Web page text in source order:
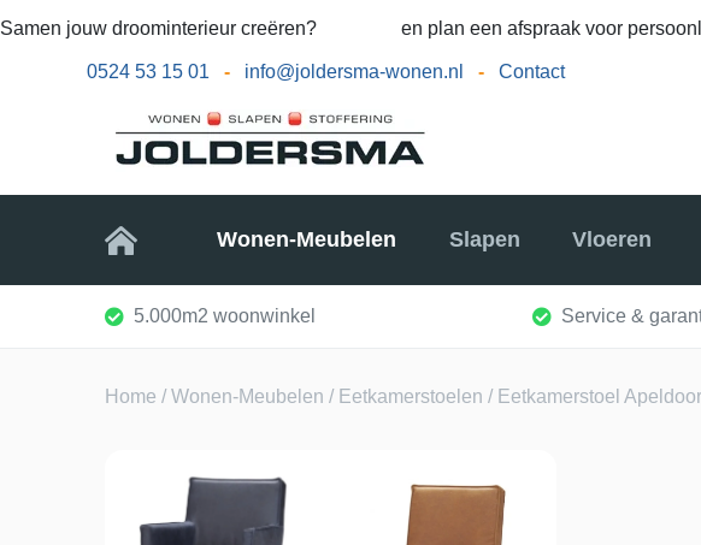
Samen jouw droominterieur creëren? en plan een afspraak voor
0524 53 15 01 - info@joldersma-wonen.nl - Contact
Home Wonen-Meubelen Slapen Vloeren
5.000m2 woonwinkel Service &
Home /Wonen-Meubelen / Eetkamerstoelen / Eetkamerstoel